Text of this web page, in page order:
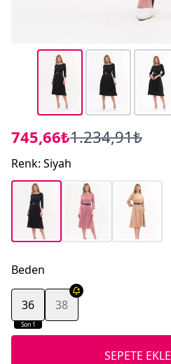
745,66₺1.234,91₺
Renk: Siyah
Beden
Son 1
36 38
SEPETE EKLE